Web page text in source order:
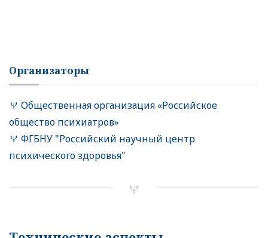
Организаторы
Общественная организация «Российское
общество психиатров»
ФГБНУ "Российский научный центр
психического здоровья"